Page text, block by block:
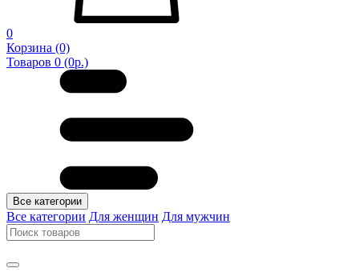
0
Корзина (0)
Товаров 0 (0р.)
Все категории
Все категории Для женщин Для мужчин